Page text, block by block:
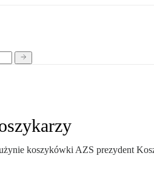
koszykówki AZS prezydent